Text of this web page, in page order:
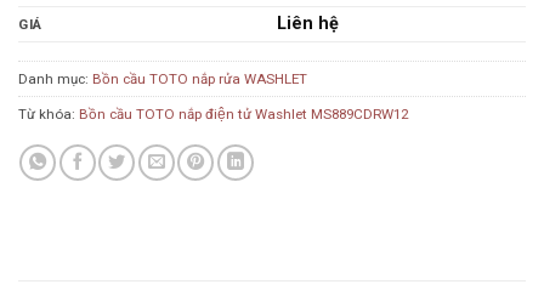
GIÁ Liên hệ
Danh mục: Bồn cầu TOTO nắp rửa WASHLET
Từ khóa: Bồn cầu TOTO nắp điện tử Washlet MS889CDRW12